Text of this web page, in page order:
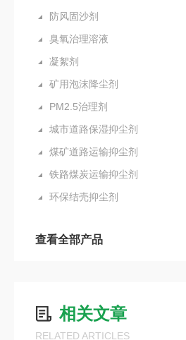
防风固沙剂
臭氧治理溶液
凝絮剂
矿用泡沫降尘剂
PM2.5治理剂
城市道路保湿抑尘剂
煤矿道路运输抑尘剂
铁路煤炭运输抑尘剂
环保结壳抑尘剂
查看全部产品
相关文章
RELATED ARTICLES